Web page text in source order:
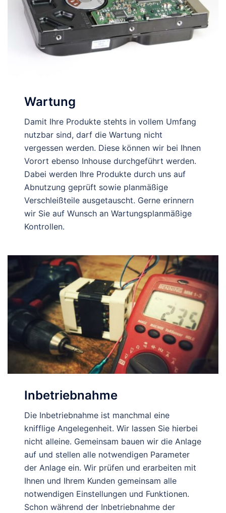
Wartung
Damit Ihre Produkte stehts in vollem Umfang
nutzbar sind, darf die Wartung nicht
vergessen werden. Diese können wir bei Ihnen
Vorort ebenso Inhouse durchgeführt werden.
Dabei werden Ihre Produkte durch uns auf
Abnutzung geprüft sowie planmäßige
Verschleißteile ausgetauscht. Gerne erinnern
wir Sie auf Wunsch an Wartungsplanmäßige
Kontrollen.
Inbetriebnahme
Die Inbetriebnahme ist manchmal eine
knifflige Angelegenheit. Wir lassen Sie hierbei
nicht alleine. Gemeinsam bauen wir die Anlage
auf und stellen alle notwendigen Parameter
der Anlage ein. Wir prüfen und erarbeiten mit
Ihnen und Ihrem Kunden gemeinsam alle
notwendigen Einstellungen und Funktionen.
Schon während der Inbetriebnahme der